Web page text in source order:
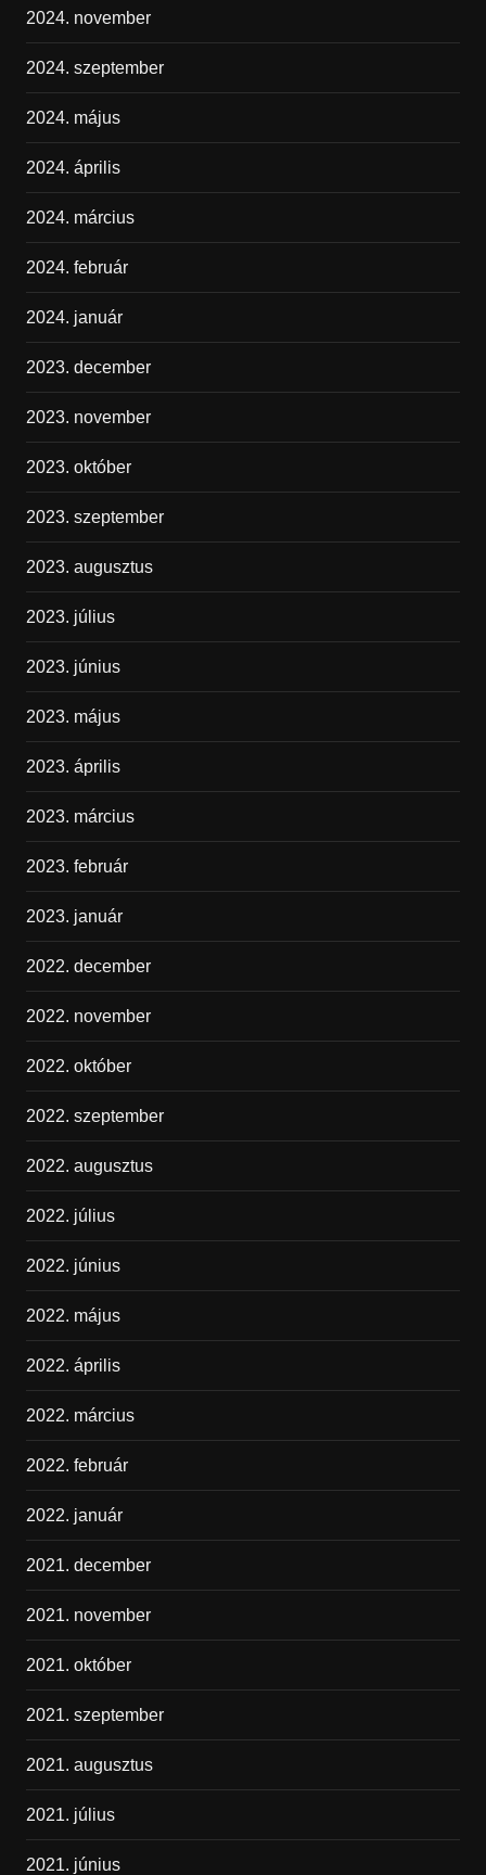
2024. november
2024. szeptember
2024. május
2024. április
2024. március
2024. február
2024. január
2023. december
2023. november
2023. október
2023. szeptember
2023. augusztus
2023. július
2023. június
2023. május
2023. április
2023. március
2023. február
2023. január
2022. december
2022. november
2022. október
2022. szeptember
2022. augusztus
2022. július
2022. június
2022. május
2022. április
2022. március
2022. február
2022. január
2021. december
2021. november
2021. október
2021. szeptember
2021. augusztus
2021. július
2021. június